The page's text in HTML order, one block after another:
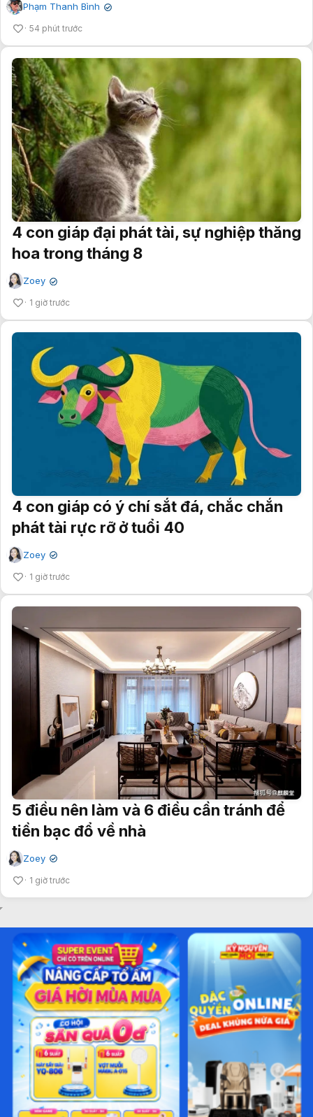
Phạm Thanh Bình ✔
54 phút trước
4 con giáp đại phát tài, sự nghiệp thăng
hoa trong tháng 8
Zoey ✔
1 giờ trước
4 con giáp có ý chí sắt đá, chắc chắn
phát tài rực rỡ ở tuổi 40
Zoey ✔
1 giờ trước
5 điều nên làm và 6 điều cần tránh để
tiền bạc đổ về nhà
Zoey ✔
1 giờ trước